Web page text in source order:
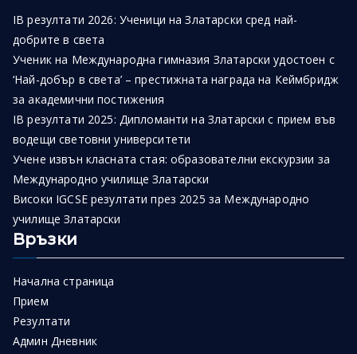
IB резултати 2026: Ученици на Златарски сред най-
добрите в света
Ученик на Международна гимназия Златарски удостоен с
‘Най-добър в света’ – престижната награда на Кеймбридж
за академични постижения
IB резултати 2025: Дипломанти на Златарски с прием във
водещи световни университети
Учене извън класната стая: образователни екскурзии за
Международно училище Златарски
Високи IGCSE резултати през 2025 за Международно
училище Златарски
Връзки
Начална страница
Прием
Резултати
Админ Дневник